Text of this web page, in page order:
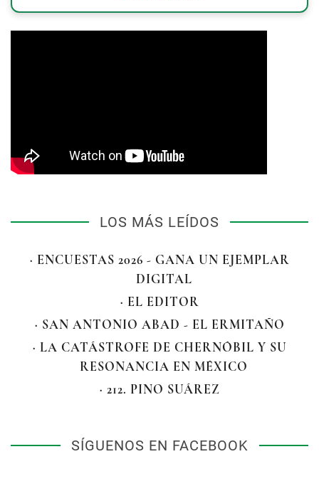
LOS MÁS LEÍDOS
· ENCUESTAS 2026 - GANA UN EJEMPLAR
DIGITAL
· EL EDITOR
· SAN ANTONIO ABAD - EL ERMITAÑO
· LA CATÁSTROFE DE CHERNÓBIL Y SU
RESONANCIA EN MÉXICO
· 212. PINO SUÁREZ
SÍGUENOS EN FACEBOOK